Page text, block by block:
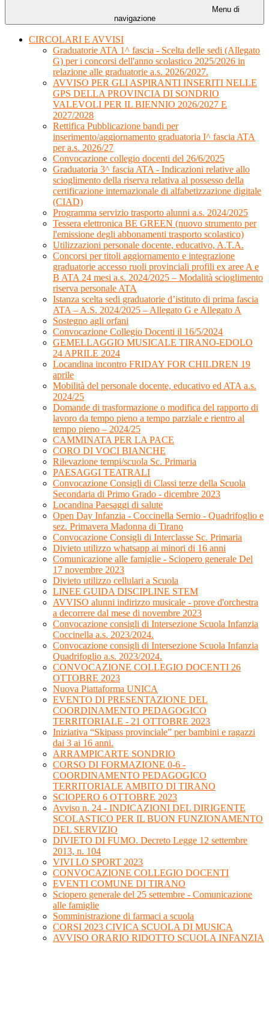
Menu di
navigazione
CIRCOLARI E AVVISI
Graduatorie ATA 1^ fascia - Scelta delle sedi (Allegato
G) per i concorsi dell'anno scolastico 2025/2026 in
relazione alle graduatorie a.s. 2026/2027.
AVVISO PER GLI ASPIRANTI INSERITI NELLE
GPS DELLA PROVINCIA DI SONDRIO
VALEVOLI PER IL BIENNIO 2026/2027 E
2027/2028
Rettifica Pubblicazione bandi per
inserimento/aggiornamento graduatoria I^ fascia ATA
per a.s. 2026/27
Convocazione collegio docenti del 26/6/2025
Graduatoria 3^ fascia ATA - Indicazioni relative allo
scioglimento della riserva relativa al possesso della
certificazione internazionale di alfabetizzazione digitale
(CIAD)
Programma servizio trasporto alunni a.s. 2024/2025
Tessera elettronica BE GREEN (nuovo strumento per
l'emissione degli abbonamenti trasporto scolastico)
Utilizzazioni personale docente, educativo, A.T.A.
Concorsi per titoli aggiornamento e integrazione
graduatorie accesso ruoli provinciali profili ex aree A e
B ATA 24 mesi a.s. 2024/2025 – Modalità scioglimento
riserva personale ATA
Istanza scelta sedi graduatorie d’istituto di prima fascia
ATA – A.S. 2024/2025 – Allegato G e Allegato A
Sostegno agli orfani
Convocazione Collegio Docenti il 16/5/2024
GEMELLAGGIO MUSICALE TIRANO-EDOLO
24 APRILE 2024
Locandina incontro FRIDAY FOR CHILDREN 19
aprile
Mobilità del personale docente, educativo ed ATA a.s.
2024/25
Domande di trasformazione o modifica del rapporto di
lavoro da tempo pieno a tempo parziale e rientro al
tempo pieno – 2024/25
CAMMINATA PER LA PACE
CORO DI VOCI BIANCHE
Rilevazione tempi/scuola Sc. Primaria
PAESAGGI TEATRALI
Convocazione Consigli di Classi terze della Scuola
Secondaria di Primo Grado - dicembre 2023
Locandina Paesaggi di salute
Open Day Infanzia - Coccinella Sernio - Quadrifoglio e
sez. Primavera Madonna di Tirano
Convocazione Consigli di Interclasse Sc. Primaria
Divieto utilizzo whatsapp ai minori di 16 anni
Comunicazione alle famiglie - Sciopero generale Del
17 novembre 2023
Divieto utilizzo cellulari a Scuola
LINEE GUIDA DISCIPLINE STEM
AVVISO alunni indirizzo musicale - prove d'orchestra
a decorrere dal mese di novembre 2023
Convocazione consigli di Intersezione Scuola Infanzia
Coccinella a.s. 2023/2024.
Convocazione consigli di Intersezione Scuola Infanzia
Quadrifoglio a.s. 2023/2024.
CONVOCAZIONE COLLEGIO DOCENTI 26
OTTOBRE 2023
Nuova Piattaforma UNICA
EVENTO DI PRESENTAZIONE DEL
COORDINAMENTO PEDAGOGICO
TERRITORIALE - 21 OTTOBRE 2023
Iniziativa “Skipass provinciale” per bambini e ragazzi
dai 3 ai 16 anni.
ARRAMPICARTE SONDRIO
CORSO DI FORMAZIONE 0-6 -
COORDINAMENTO PEDAGOGICO
TERRITORIALE AMBITO DI TIRANO
SCIOPERO 6 OTTOBRE 2023
Avviso n. 24 - INDICAZIONI DEL DIRIGENTE
SCOLASTICO PER IL BUON FUNZIONAMENTO
DEL SERVIZIO
DIVIETO DI FUMO. Decreto Legge 12 settembre
2013, n. 104
VIVI LO SPORT 2023
CONVOCAZIONE COLLEGIO DOCENTI
EVENTI COMUNE DI TIRANO
Sciopero generale del 25 settembre - Comunicazione
alle famiglie
Somministrazione di farmaci a scuola
CORSI 2023 CIVICA SCUOLA DI MUSICA
AVVISO ORARIO RIDOTTO SCUOLA INFANZIA